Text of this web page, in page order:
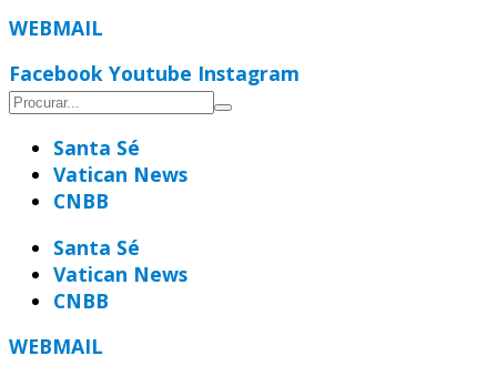
WEBMAIL
Facebook Youtube Instagram
Santa Sé
Vatican News
CNBB
Santa Sé
Vatican News
CNBB
WEBMAIL